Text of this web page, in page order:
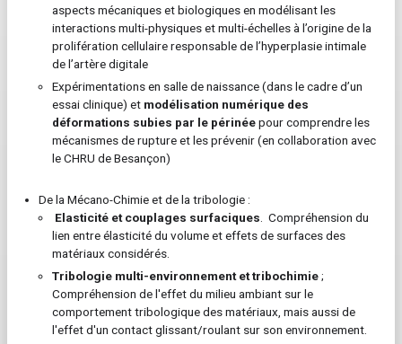
aspects mécaniques et biologiques en modélisant les
interactions multi-physiques et multi-échelles à l’origine de la
prolifération cellulaire responsable de l’hyperplasie intimale
de l’artère digitale
Expérimentations en salle de naissance (dans le cadre d’un
essai clinique) et modélisation numérique des
déformations subies par le périnéepour comprendre les
mécanismes de rupture et les prévenir (en collaboration avec
le CHRU de Besançon)
De la Mécano-Chimie et de la tribologie :
Elasticité et couplages surfaciques . Compréhension du
lien entre élasticité du volume et effets de surfaces des
matériaux considérés.
Tribologie multi-environnement et tribochimie;
Compréhension de l'effet du milieu ambiant sur le
comportement tribologique des matériaux, mais aussi de
l'effet d'un contact glissant/roulant sur son environnement.